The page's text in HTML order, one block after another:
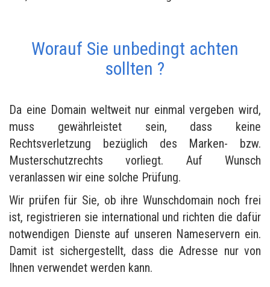
Worauf Sie unbedingt achten
sollten ?
Da eine Domain weltweit nur einmal vergeben wird,
muss gewährleistet sein, dass keine
Rechtsverletzung bezüglich des Marken- bzw.
Musterschutzrechts vorliegt. Auf Wunsch
veranlassen wir eine solche Prüfung.
Wir prüfen für Sie, ob ihre Wunschdomain noch frei
ist, registrieren sie international und richten die dafür
notwendigen Dienste auf unseren Nameservern ein.
Damit ist sichergestellt, dass die Adresse nur von
Ihnen verwendet werden kann.